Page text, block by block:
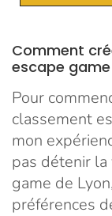
Comment
escape
Pour
classement
mon
pas détenir
game de
préférences